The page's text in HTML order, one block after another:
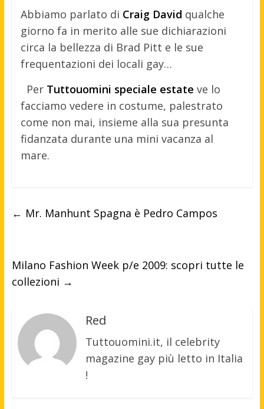
Abbiamo parlato di Craig David qualche
giorno fa in merito alle sue dichiarazioni
circa la bellezza di Brad Pitt e le sue
frequentazioni dei locali gay…
Per Tuttouomini speciale estate ve lo
facciamo vedere in costume, palestrato
come non mai, insieme alla sua presunta
fidanzata durante una mini vacanza al
mare.
← Mr. Manhunt Spagna è Pedro Campos
Milano Fashion Week p/e 2009: scopri tutte le
collezioni →
Red
Tuttouomini.it, il celebrity
magazine gay più letto in Italia
!